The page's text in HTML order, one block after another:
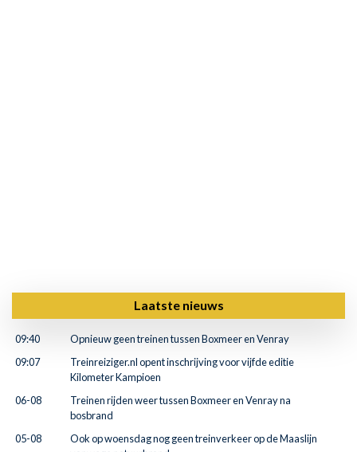
Laatste nieuws
09:40
Opnieuw geen treinen tussen Boxmeer en Venray
09:07
Treinreiziger.nl opent inschrijving voor vijfde editie
Kilometer Kampioen
06-08
Treinen rijden weer tussen Boxmeer en Venray na
bosbrand
05-08
Ook op woensdag nog geen treinverkeer op de Maaslijn